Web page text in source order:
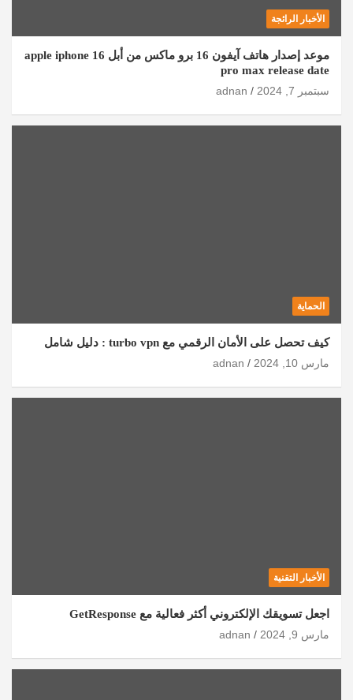
الأخبار الرائجة
موعد إصدار هاتف آيفون 16 برو ماكس من أبل apple iphone 16
pro max release date
سبتمبر 7, 2024
adnan
الحماية
كيف تحصل على الأمان الرقمي مع turbo vpn : دليل شامل
مارس 10, 2024
adnan
الأخبار التقنية
اجعل تسويقك الإلكتروني أكثر فعالية مع GetResponse
مارس 9, 2024
adnan